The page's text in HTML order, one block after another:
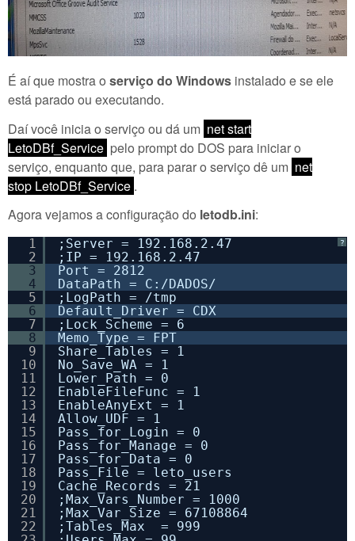
É aí que mostra o serviço do Windows instalado e se ele
está parado ou executando.
Daí você inicia o serviço ou dá um net start
LetoDBf_Service pelo prompt do DOS para iniciar o
serviço, enquanto que, para parar o serviço dê um net
stop LetoDBf_Service .
Agora vejamos a configuração do letodb.ini:
?
1
2
3
4
5
6
7
8
9
10
11
12
13
14
15
16
17
18
19
20
21
22
;Server = 192.168.2.47
;IP = 192.168.2.47
Port = 2812
DataPath = C:/DADOS/
;LogPath = /tmp
Default_Driver = CDX
;Lock_Scheme = 6
Memo_Type = FPT
Share_Tables = 1
No_Save_WA = 1
Lower_Path = 0
EnableFileFunc = 1
EnableAnyExt = 1
Allow_UDF = 1
Pass_for_Login = 0
Pass_for_Manage = 0
Pass_for_Data = 0
Pass_File = leto_users
Cache_Records = 21
;Max_Vars_Number = 1000
;Max_Var_Size = 67108864
;Tables_Max  = 999